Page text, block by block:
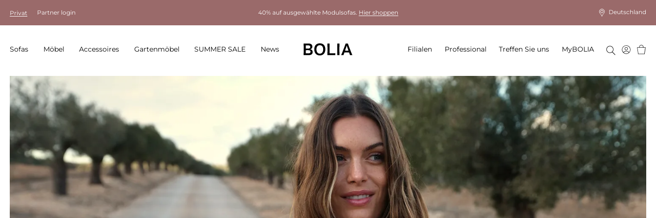
Privat Partner login 40% auf ausgewählte Modulsofas. Hier shoppen Deutschland
Sofas Möbel Accessoires Gartenmöbel SUMMER SALE News Filialen Professional Treffen Sie uns MyBOLIA